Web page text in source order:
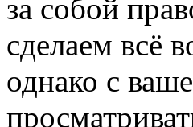
за собой
сделаем всё
однако с